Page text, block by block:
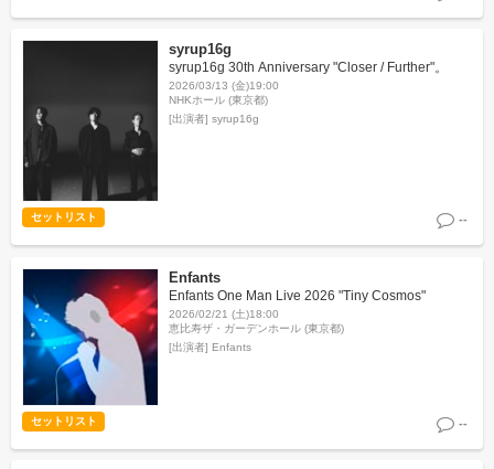
syrup16g
syrup16g 30th Anniversary "Closer / Further"。
2026/03/13 (金)19:00
NHKホール (東京都)
[出演者] syrup16g
セットリスト --
Enfants
Enfants One Man Live 2026 "Tiny Cosmos"
2026/02/21 (土)18:00
恵比寿ザ・ガーデンホール (東京都)
[出演者] Enfants
セットリスト --